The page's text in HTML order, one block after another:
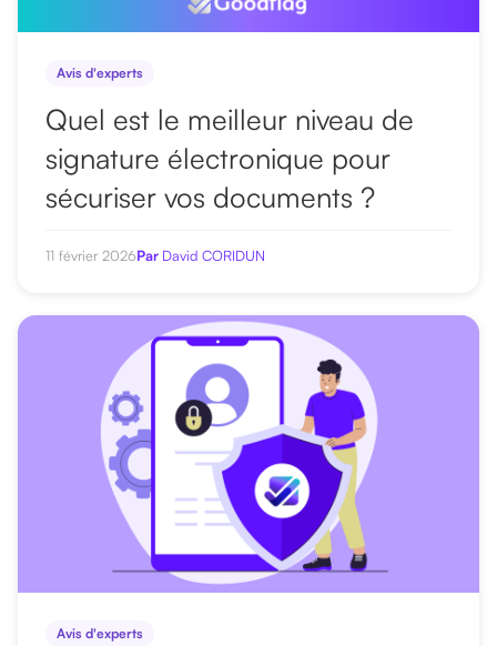
Avis d'experts
Quel est le meilleur niveau de
signature électronique pour
sécuriser vos documents ?
11 février 2026Par David CORIDUN
Avis d'experts